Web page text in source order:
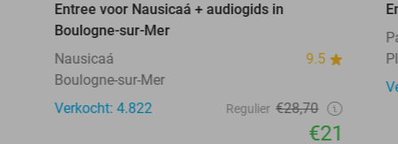
Entree voor Nausicaá + audiogids in
Boulogne-sur-Mer
Nausicaá
9.5
Boulogne-sur-Mer
Verkocht: 4.822
Regulier €28,70
€21